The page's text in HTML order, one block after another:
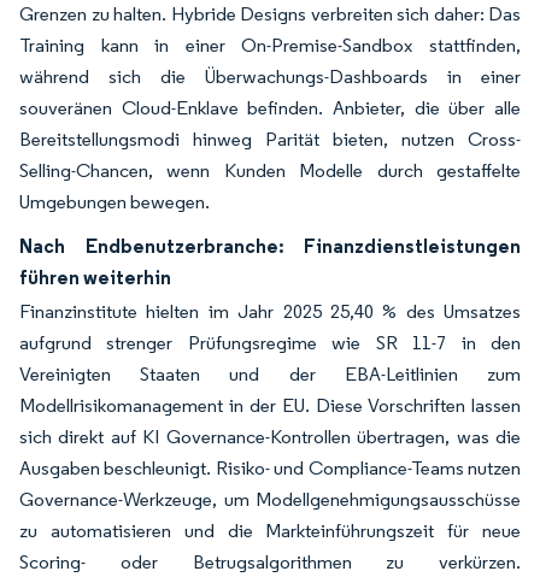
Grenzen zu halten. Hybride Designs verbreiten sich daher: Das
Training kann in einer On-Premise-Sandbox stattfinden,
während sich die Überwachungs-Dashboards in einer
souveränen Cloud-Enklave befinden. Anbieter, die über alle
Bereitstellungsmodi hinweg Parität bieten, nutzen Cross-
Selling-Chancen, wenn Kunden Modelle durch gestaffelte
Umgebungen bewegen.
Nach Endbenutzerbranche: Finanzdienstleistungen
führen weiterhin
Finanzinstitute hielten im Jahr 2025 25,40 % des Umsatzes
aufgrund strenger Prüfungsregime wie SR 11-7 in den
Vereinigten Staaten und der EBA-Leitlinien zum
Modellrisikomanagement in der EU. Diese Vorschriften lassen
sich direkt auf KI Governance-Kontrollen übertragen, was die
Ausgaben beschleunigt. Risiko- und Compliance-Teams nutzen
Governance-Werkzeuge, um Modellgenehmigungsausschüsse
zu automatisieren und die Markteinführungszeit für neue
Scoring- oder Betrugsalgorithmen zu verkürzen.